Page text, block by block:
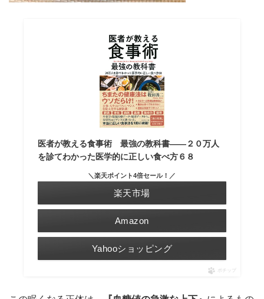
医者が教える食事術 最強の教科書――２０万人
を診てわかった医学的に正しい食べ方６８
Amazon
＼楽天ポイント4倍セール！／
楽天市場
Yahooショッピング
ポチップ